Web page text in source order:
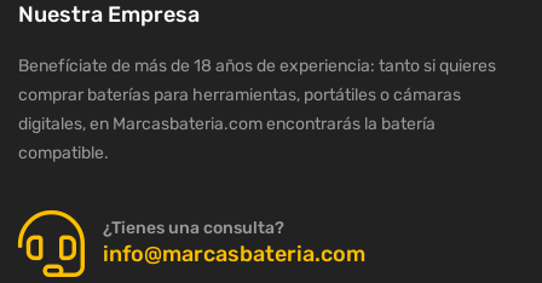
Nuestra Empresa
Benefíciate de más de 18 años de experiencia: tanto si quieres
comprar baterías para herramientas, portátiles o cámaras
digitales, en Marcasbateria.com encontrarás la batería
compatible.
¿Tienes una consulta?
info@marcasbateria.com